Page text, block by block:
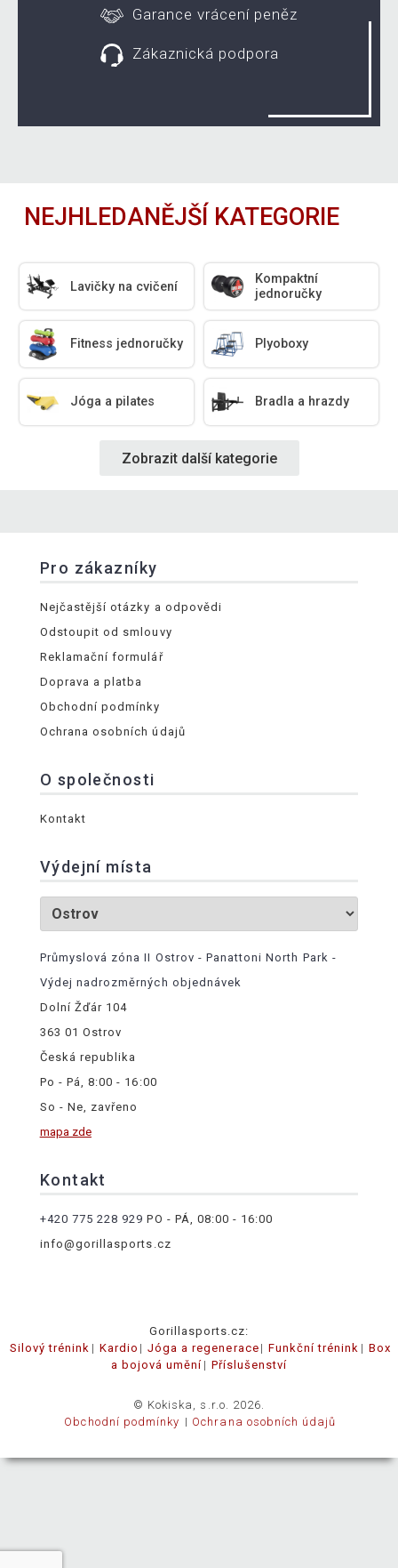
Garance vrácení peněz
Zákaznická podpora
NEJHLEDANĚJŠÍ KATEGORIE
Lavičky na cvičení
Kompaktní
jednoručky
Fitness jednoručky Plyoboxy
Jóga a pilates Bradla a hrazdy
Zobrazit další kategorie
Pro zákazníky
Nejčastější otázky a odpovědi
Odstoupit od smlouvy
Reklamační formulář
Doprava a platba
Obchodní podmínky
Ochrana osobních údajů
O společnosti
Kontakt
Výdejní místa
Průmyslová zóna II Ostrov - Panattoni North Park -
Výdej nadrozměrných objednávek
Dolní Žďár 104
363 01 Ostrov
Česká republika
Po - Pá, 8:00 - 16:00
So - Ne, zavřeno
mapa zde
Kontakt
+420 775 228 929 PO - PÁ, 08:00 - 16:00
info@gorillasports.cz
Gorillasports.cz:
Silový trénink
Kardio Jóga a regenerace Funkční trénink
Box
a bojová umění
Příslušenství
© Kokiska, s.r.o. 2026.
Obchodní podmínky
Ochrana osobních údajů